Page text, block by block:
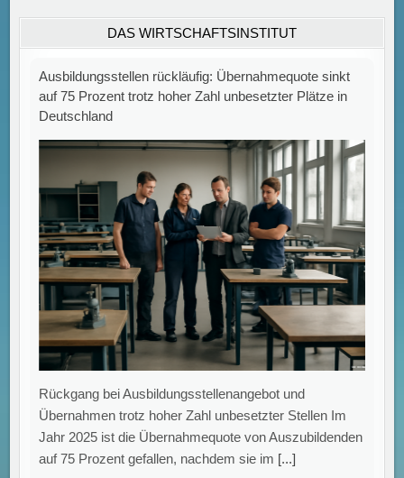
DAS WIRTSCHAFTSINSTITUT
Rückgang bei Ausbildungsstellenangebot und
Jahr 2025 ist die Übernahmequote von Auszubildenden
auf 75 Prozent gefallen, nachdem sie im[...]
Zahl der Insolvenzen in Deutschland bleibt hoch: Juli
verzeichnet 1.689 Fälle – 75 % über Vorkrisenniveau.
IWH-Insolvenztrend: Hohe Anzahl an
Firmeninsolvenzen im Juli Das Leibniz-Institut für